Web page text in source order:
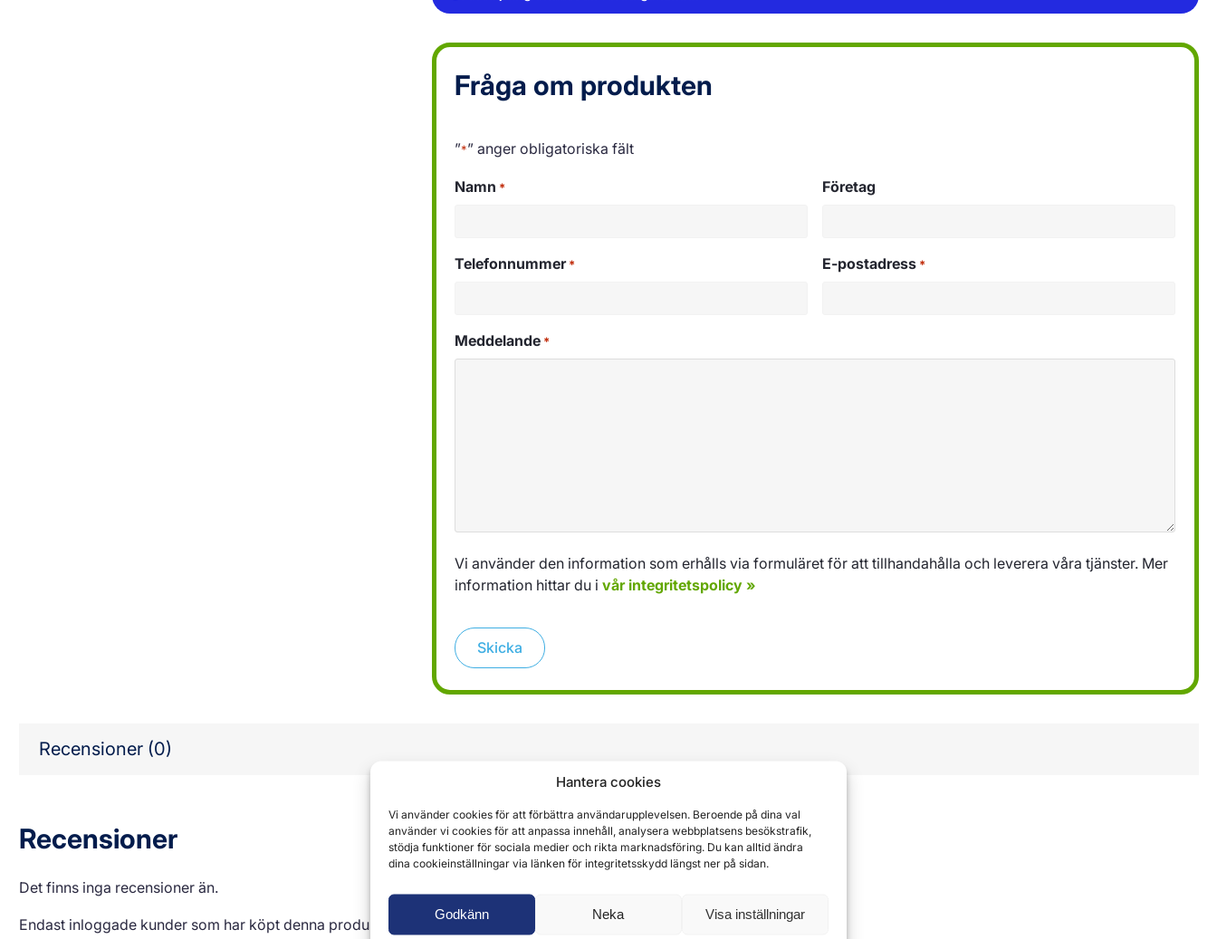
Hantera cookies
Vi använder cookies för att förbättra användarupplevelsen. Beroende på dina val
använder vi cookies för att anpassa innehåll, analysera webbplatsens besökstrafik,
stödja funktioner för sociala medier och rikta marknadsföring. Du kan alltid ändra
dina cookieinställningar via länken för integritetsskydd längst ner på sidan.
Godkänn Neka Visa inställningar
Fråga om produkten
”*” anger obligatoriska fält
Namn * Företag
Telefonnummer * E-postadress *
Meddelande *
Vi använder den information som erhålls via formuläret för att tillhandahålla och leverera våra tjänster. Mer
information hittar du i vår integritetspolicy »
Skicka
Recensioner (0)
Recensioner
Det finns inga recensioner än.
Endast inloggade kunder som har köpt denna produkt får lämna en recension.